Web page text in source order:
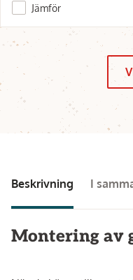
Jämför
Beskrivning I
Montering av